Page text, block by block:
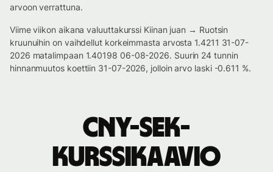
arvoon verrattuna.
Viime viikon aikana valuuttakurssi Kiinan juan → Ruotsin
kruunuihin on vaihdellut korkeimmasta arvosta 1.4211 31-07-
2026 matalimpaan 1.40198 06-08-2026. Suurin 24 tunnin
hinnanmuutos koettiin 31-07-2026, jolloin arvo laski -0.611 %.
CNY-SEK-
kurssikaavio